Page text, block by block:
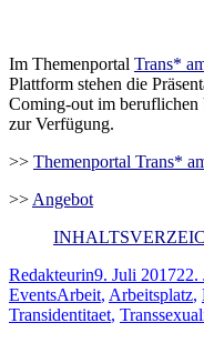
Im Themenportal Trans*
Plattform stehen die
Coming-out im
zur Verfügung.
>> Themenportal Trans*
>> Angebot
Autor
RedakteurinVeröffentlicht
am
9. Juli 201722.
EventsSchlagwörter
Arbeit, Arbeitsplatz,
Transidentitaet,